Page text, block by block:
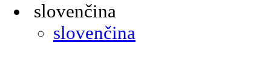
slovenčina
slovenčina